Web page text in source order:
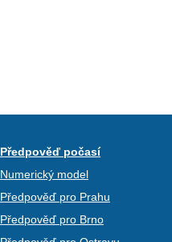
Předpověď počasí
Numerický model
Předpověď pro Prahu
Předpověď pro Brno